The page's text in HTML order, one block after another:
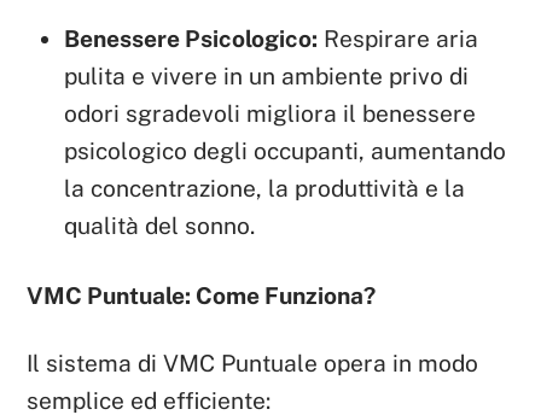
Benessere Psicologico: Respirare aria
pulita e vivere in un ambiente privo di
odori sgradevoli migliora il benessere
psicologico degli occupanti, aumentando
la concentrazione, la produttività e la
qualità del sonno.
VMC Puntuale: Come Funziona?
Il sistema di VMC Puntuale opera in modo
semplice ed efficiente: